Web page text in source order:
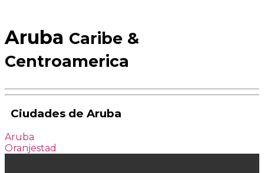
Aruba Caribe &
Centroamerica
Ciudades de Aruba
Aruba
Oranjestad